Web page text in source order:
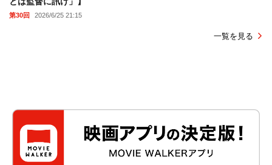
第30回 2026/6/25 21:15
一覧を見る